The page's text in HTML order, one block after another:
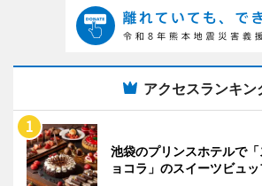
アクセスランキン
池袋のプリンスホテルで
ョコラ」のスイーツビュッ